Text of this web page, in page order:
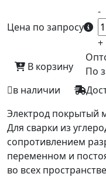
Цена по запросу
-
+
В корзину
По
в наличии
Электрод покрытый
Для сварки из
сопротивлением
переменном и
во всех